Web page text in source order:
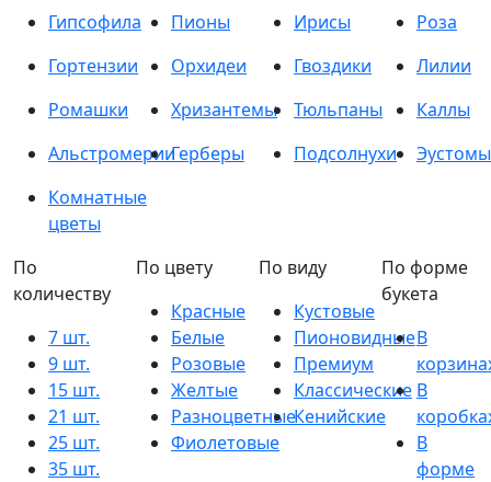
Гипсофила Пионы Ирисы
Роза
Гортензии
Орхидеи Гвоздики
Лилии
Ромашки
Хризантемы Тюльпаны
Каллы
АльстромерииГерберы Подсолнухи
Эустомы
Комнатные
цветы
По
количеству
7 шт.
9 шт.
15 шт.
21 шт.
25 шт.
35 шт.
По цвету
Красные
Белые
Розовые
Желтые
Разноцветные
Фиолетовые
По виду
Кустовые
Пионовидные
Премиум
Классические
Кенийские
По форме
букета
В
В
В
форме